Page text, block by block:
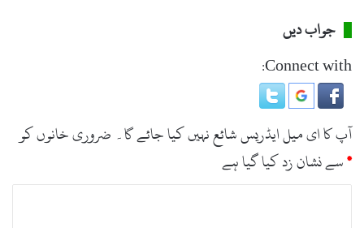
جواب دیں
Connect with:
آپ کا ای میل ایڈریس شائع نہیں کیا جائے گا۔ ضروری خانوں کو
*سے نشان زد کیا گیا ہے